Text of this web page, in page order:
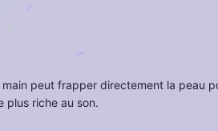
peut frapper directement la peau
plus riche au son.